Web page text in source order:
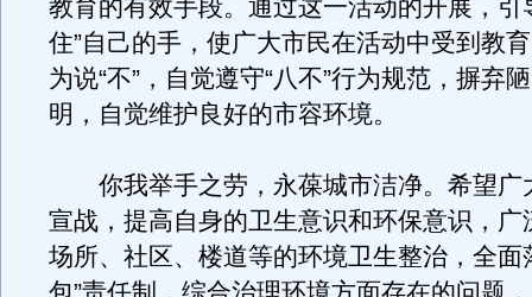
教育的有效手段。通过这一活动的开展，引
住”自己的手，使广大市民在活动中受到教
为说“不”，自觉遵守“八不”行为规范，摒弃
明，自觉维护良好的市容环境。
你我举手之劳，永葆城市洁净。希望广
宣战，提高自身的卫生意识和环保意识，广
场所、社区、楼道等的环境卫生整治，全面